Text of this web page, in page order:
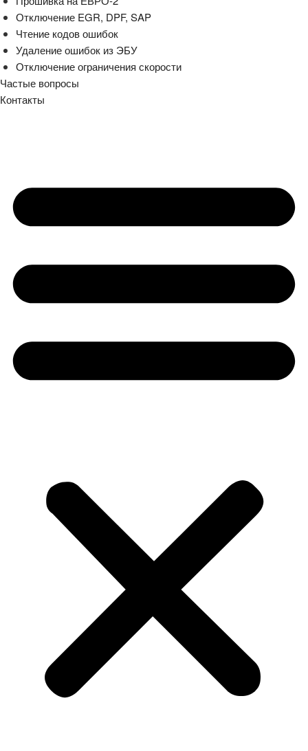
Отключение EGR, DPF, SAP
Чтение кодов ошибок
Удаление ошибок из ЭБУ
Отключение ограничения скорости
Частые вопросы
Контакты